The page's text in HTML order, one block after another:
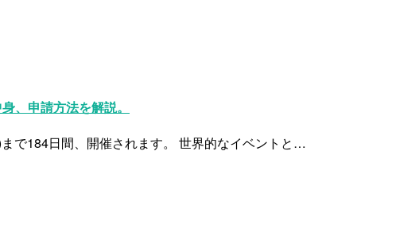
、申請方法を解説。
で184日間、開催されます。 世界的なイベントと…